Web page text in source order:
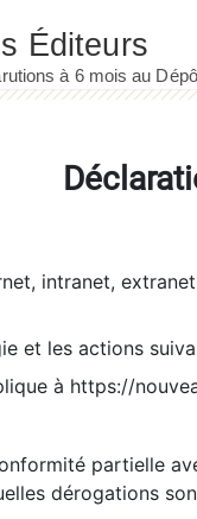
intranet,
et les actions
à https://
partielle
dérogations